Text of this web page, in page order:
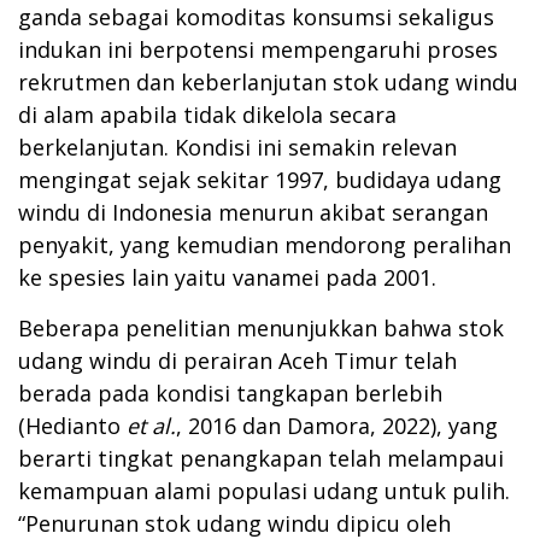
ganda sebagai komoditas konsumsi sekaligus
indukan ini berpotensi mempengaruhi proses
rekrutmen dan keberlanjutan stok udang windu
di alam apabila tidak dikelola secara
berkelanjutan. Kondisi ini semakin relevan
mengingat sejak sekitar 1997, budidaya udang
windu di Indonesia menurun akibat serangan
penyakit, yang kemudian mendorong peralihan
ke spesies lain yaitu vanamei pada 2001.
Beberapa penelitian menunjukkan bahwa stok
udang windu di perairan Aceh Timur telah
berada pada kondisi tangkapan berlebih
(Hedianto et al., 2016 dan Damora, 2022), yang
berarti tingkat penangkapan telah melampaui
kemampuan alami populasi udang untuk pulih.
“Penurunan stok udang windu dipicu oleh